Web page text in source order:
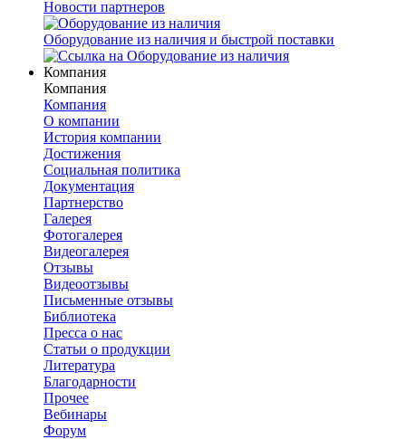
Новости партнеров
Оборудование из наличия и быстрой поставки
Компания
Компания
Компания
О компании
История компании
Достижения
Социальная политика
Документация
Партнерство
Галерея
Фотогалерея
Видеогалерея
Отзывы
Видеоотзывы
Письменные отзывы
Библиотека
Пресса о нас
Статьи о продукции
Литература
Благодарности
Прочее
Вебинары
Форум